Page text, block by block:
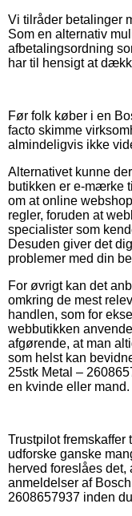
Vi tilråder betalinger
Som en alternativ
afbetalingsordning
har til hensigt at
Før folk køber i en
facto skimme
almindeligvis ikke
Alternativet kunne
butikken er e-mærke
om at online
regler, foruden at
specialister som
Desuden giver det
problemer med din
For øvrigt kan det
omkring de mest
handlen, som for
webbutikken
afgørende, at man
som helst kan
25stk Metal –
en kvinde eller mand.
Trustpilot fremskaffer
udforske ganske
herved foreslåes
anmeldelser af
2608657937 inden